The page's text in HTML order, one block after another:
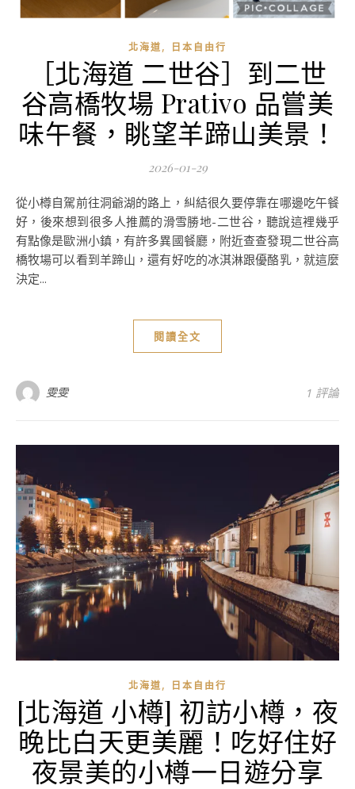
北海道, 日本自由行
［北海道 二世谷］到二世
谷高橋牧場 Prativo 品嘗美
味午餐，眺望羊蹄山美景！
2026-01-29
從小樽自駕前往洞爺湖的路上，糾結很久要停靠在哪邊吃午餐
好，後來想到很多人推薦的滑雪勝地-二世谷，聽說這裡幾乎
有點像是歐洲小鎮，有許多異國餐廳，附近查查發現二世谷高
橋牧場可以看到羊蹄山，還有好吃的冰淇淋跟優酪乳，就這麼
決定...
閱讀全文
雯雯 1 評論
北海道, 日本自由行
[北海道 小樽] 初訪小樽，夜
晚比白天更美麗！吃好住好
夜景美的小樽一日遊分享